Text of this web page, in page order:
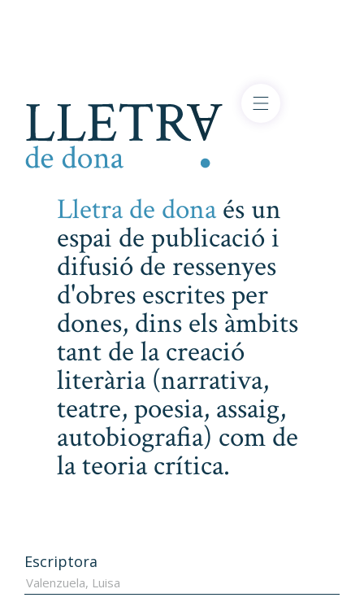
Lletra de donaés un
espai de publicació i
difusió de ressenyes
d'obres escrites per
dones, dins els àmbits
tant de la creació
literària (narrativa,
teatre, poesia, assaig,
autobiografia) com de
la teoria crítica.
Escriptora